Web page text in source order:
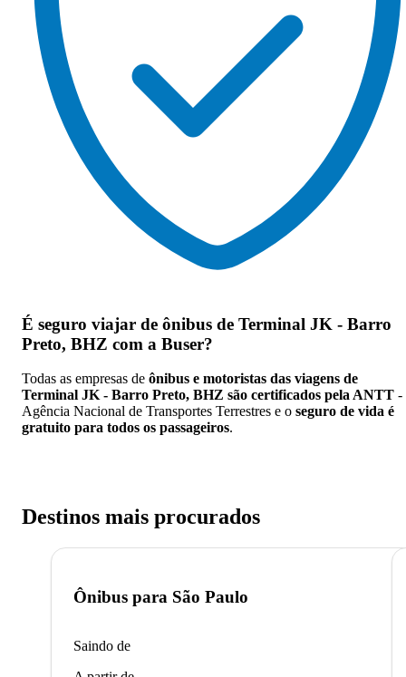
É seguro viajar de ônibus de Terminal JK - Barro
Preto, BHZ com a Buser?
Todas as empresas de ônibus e motoristas das viagens de
Terminal JK - Barro Preto, BHZ são certificados pela ANTT -
Agência Nacional de Transportes Terrestres e o seguro de vida é
gratuito para todos os passageiros.
Destinos mais procurados
Ônibus para São Paulo
Saindo de